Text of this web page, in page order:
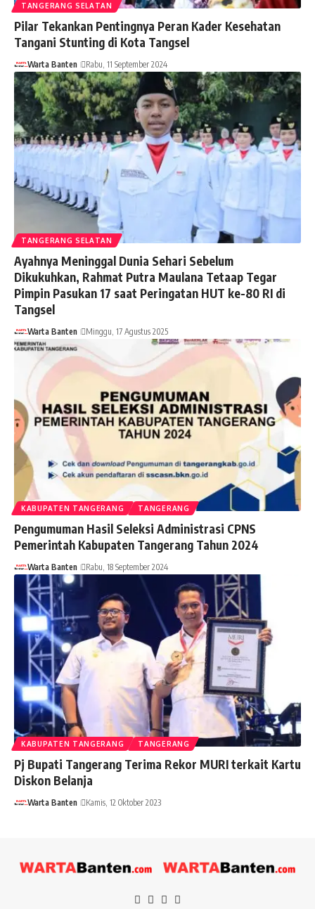
TANGERANG SELATAN
Pilar Tekankan Pentingnya Peran Kader Kesehatan
Tangani Stunting di Kota Tangsel
Warta Banten Rabu, 11 September 2024
TANGERANG SELATAN
Ayahnya Meninggal Dunia Sehari Sebelum
Dikukuhkan, Rahmat Putra Maulana Tetaap Tegar
Pimpin Pasukan 17 saat Peringatan HUT ke-80 RI di
Tangsel
Warta Banten Minggu, 17 Agustus 2025
KABUPATEN TANGERANG TANGERANG
Pengumuman Hasil Seleksi Administrasi CPNS
Pemerintah Kabupaten Tangerang Tahun 2024
Warta Banten Rabu, 18 September 2024
KABUPATEN TANGERANG TANGERANG
Pj Bupati Tangerang Terima Rekor MURI terkait Kartu
Diskon Belanja
Warta Banten Kamis, 12 Oktober 2023